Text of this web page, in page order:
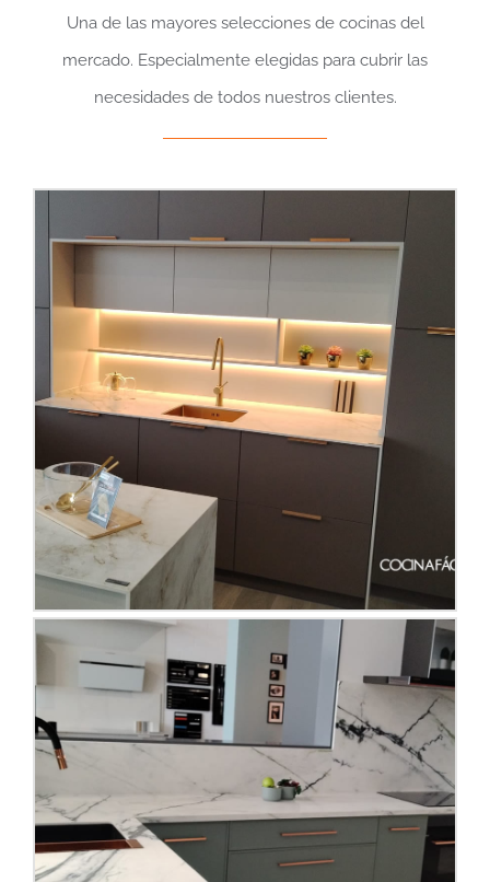
Una de las mayores selecciones de cocinas del
mercado. Especialmente elegidas para cubrir las
necesidades de todos nuestros clientes.